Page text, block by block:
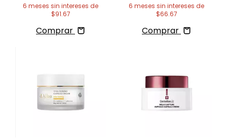
6 meses sin intereses de
$91.67
Comprar
6 meses sin intereses de
$66.67
Comprar